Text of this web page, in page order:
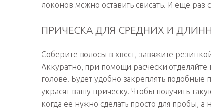
локонов можно оставить свисать. И еще раз
ПРИЧЕСКА ДЛЯ СРЕДНИХ И
Соберите волосы в хвост, завяжите
Аккуратно, при помощи расчески отделяйте
голове. Будет удобно закреплять
украсят вашу прическу. Чтобы получить
когда ее нужно сделать просто для пробы,